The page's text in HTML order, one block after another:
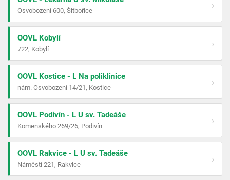
Osvobození 600, Šitbořice
›
OOVL Kobylí
722, Kobylí
›
OOVL Kostice - L Na poliklinice
nám. Osvobození 14/21, Kostice
›
OOVL Podivín - L U sv. Tadeáše
Komenského 269/26, Podivín
›
OOVL Rakvice - L U sv. Tadeáše
Náměstí 221, Rakvice
›